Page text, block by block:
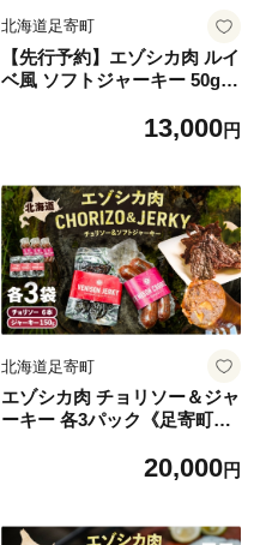
北海道足寄町
【先行予約】エゾシカ肉 ルイ
ベ風 ソフトジャーキー 50g×
専門店やせいのおにくや】北
おやつ 酒の肴 鹿肉 ルイベ風
ジビエ 冷凍 あしょろ [BEBE
010]
13,000円
北海道足寄町
エゾシカ肉 チョリソー＆ジャ
ーキー 各3パック《足寄町》
くや】北海道産 エゾシカ 肉
鹿肉 ルイベ風 ジビエ 冷凍 あ
20,000円